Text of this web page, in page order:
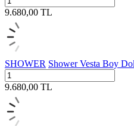
9.680,00 TL
SHOWER Shower Vesta Boy
9.680,00 TL